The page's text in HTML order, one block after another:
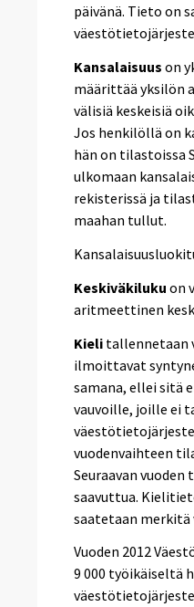
päivänä. Tieto on
Kansalaisuus on
määrittää yksilön
välisiä keskeisiä
Jos henkilöllä on
hän on tilastoissa
ulkomaan
rekisterissä ja
maahan tullut.
Keskiväkiluku on
aritmeettinen
Kieli tallennetaan
ilmoittavat
samana, ellei sitä
vauvoille, joille ei
vuodenvaihteen
Seuraavan
saavuttua.
saatetaan
Vuoden 2012
9 000 työikäiseltä